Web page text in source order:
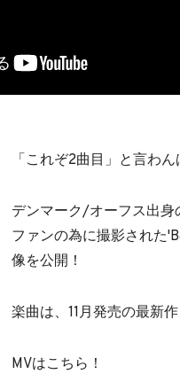
「これぞ2曲目」と言わ
デンマーク/オーフス出
ファンの為に撮影された
像を公開！
楽曲は、11月発売の最新作
MVはこちら！